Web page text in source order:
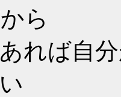
ら
れば自